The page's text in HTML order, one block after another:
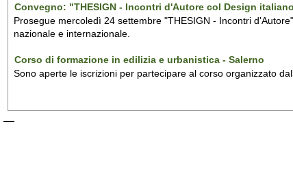
Convegno: "THESIGN - Incontri d'Autore col Design
Prosegue mercoledì 24 settembre "THESIGN - Incontri
nazionale e internazionale.
Corso di formazione in edilizia e urbanistica - Salerno
Sono aperte le iscrizioni per partecipare al corso organizzato